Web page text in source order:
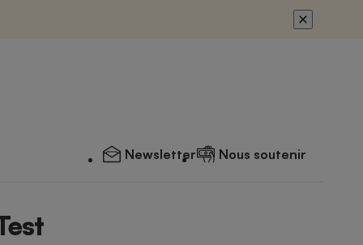
Newsletter Nous soutenir